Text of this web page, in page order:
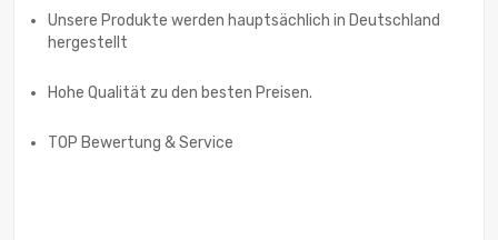
Unsere Produkte werden hauptsächlich in Deutschland
hergestellt
Hohe Qualität zu den besten Preisen.
TOP Bewertung & Service